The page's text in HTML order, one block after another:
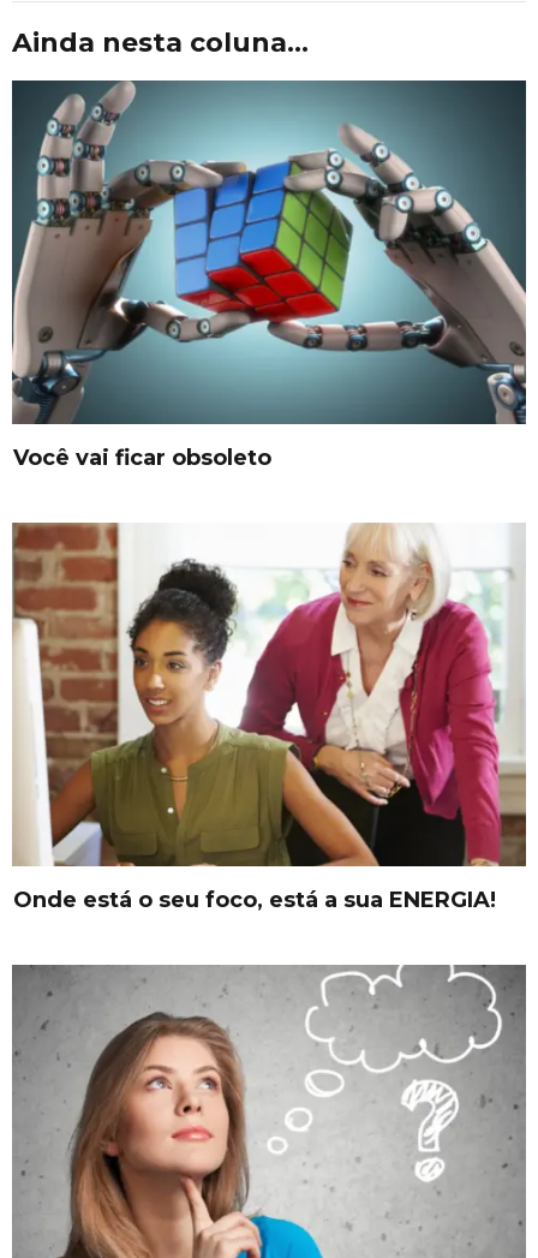
Ainda nesta coluna...
Você vai ficar obsoleto
Onde está o seu foco, está a sua ENERGIA!